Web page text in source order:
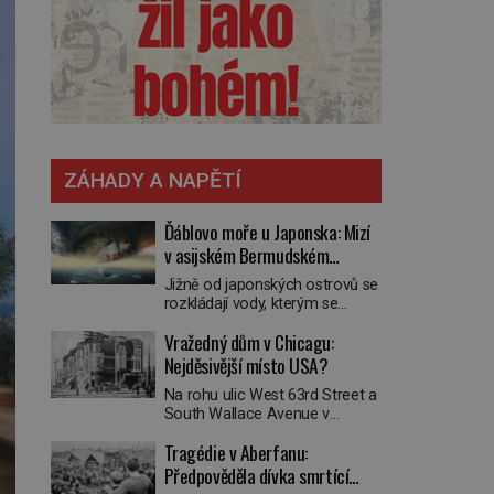
ZÁHADY A NAPĚTÍ
Ďáblovo moře u Japonska: Mizí
v asijském Bermudském
trojúhelníku lodě ve spárech
neznámé síly?
Jižně od japonských ostrovů se
rozkládají vody, kterým se
se o lodích mizejících beze
stopy, podivných světlech,
zrádných proudech i mořských
dracích, kteří měli tyto končiny
střežit už v dávných legendách.
trojúhelník skutečně prokletým
místem, nebo se zde jen
Vražedný dům v Chicagu:
Nejděsivější místo USA?
Na rohu ulic West 63rd Street a
South Wallace Avenue v
Nemá žádný speciální nápis ani
pamětní desku. A přesto prý
místní zaměstnanci neradi
Tragédie v Aberfanu:
Předpověděla dívka smrtící